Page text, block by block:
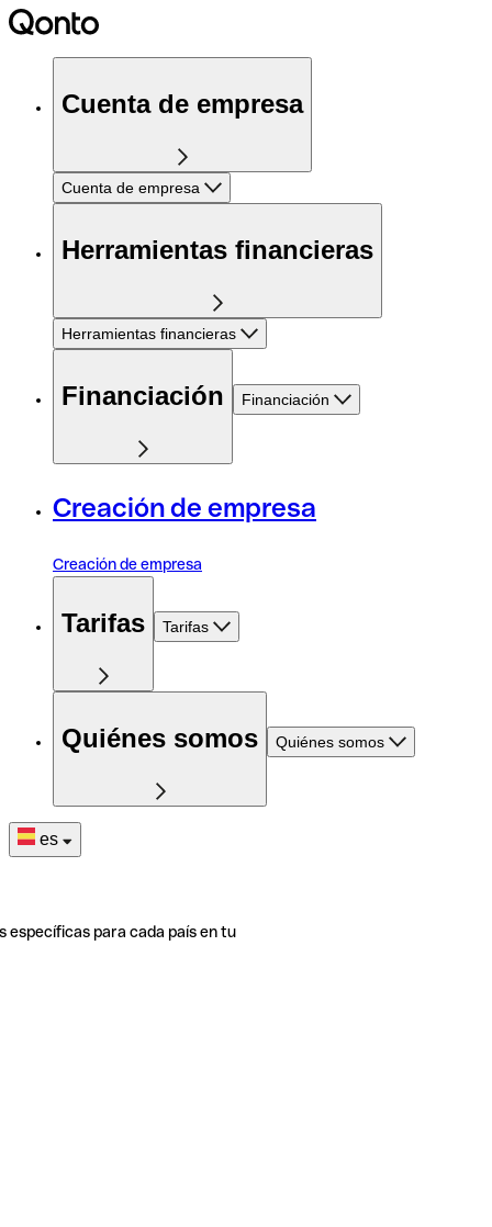
Cuenta de empresa
Cuenta de empresa
Herramientas financieras
Herramientas financieras
Financiación Financiación
Creación de empresa
Creación de empresa
Tarifas Tarifas
Quiénes somos Quiénes somos
es
específicas para cada país en tu